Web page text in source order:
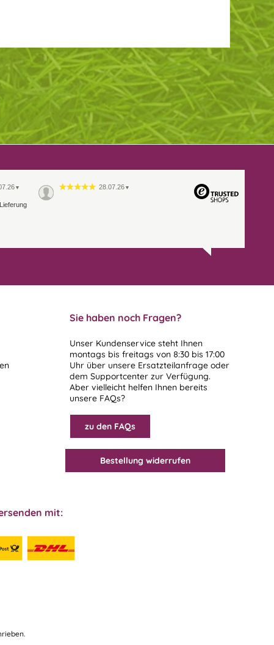
▼ 28.07.26 ▼
Sie haben noch Fragen?
Unser Kundenservice steht Ihnen
montags bis freitags von 8:30 bis 17:00
Uhr über unsere Ersatzteilanfrage oder
dem Supportcenter zur Verfügung.
Aber vielleicht helfen Ihnen bereits
unsere FAQs?
zu den FAQs
Bestellung widerrufen
mit: